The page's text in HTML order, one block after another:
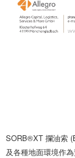
SORB®XT 攔油索
及各種地面環境作